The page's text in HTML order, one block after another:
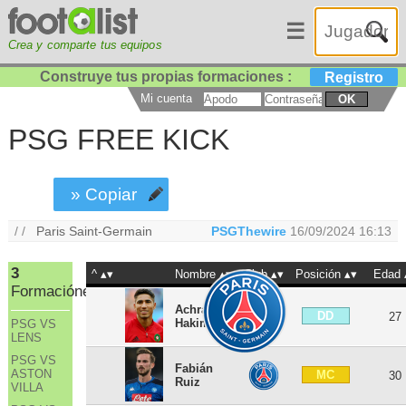
Crea y comparte tus equipos
☰
Construye tus propias formaciones : Registro
Mi cuenta OK
PSG FREE KICK
» Copiar
/ / Paris Saint-Germain PSGThewire 16/09/2024 16:13
3
Formaciónes
PSG VS
LENS
PSG VS
ASTON
VILLA
^ Nombre Club Posición Edad
Achraf
Hakimi
DD 27
Fabián
Ruiz
MC 30